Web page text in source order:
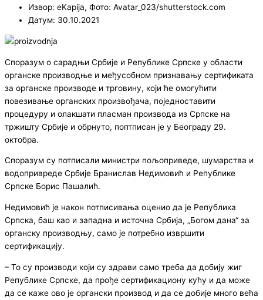
Извор: eKapija, Фото: Avatar_023/shutterstock.com
Датум: 30.10.2021
Споразум о сарадњи Србије и Републике Српске у области
органске производње и међусобном признавању сертификата
за органске производе и трговину, који ће омогућити
повезивање органских произвођача, поједноставити
процедуру и олакшати пласман производа из Српске на
тржишту Србије и обрнуто, поптписан је у Београду 29.
октобра.
Споразум су потписали министри пољоприведе, шумарства и
водопривреде Србије Бранислав Недимовић и Републике
Српске Борис Пашалић.
Недимовић је након потписивања оценио да је Република
Српска, баш као и западна и источна Србија, „Богом дана“ за
органску производњу, само је потребно извршити
сертификацију.
– То су производи који су здрави само треба да добију жиг
Републике Српске, да прође сертификациону кућу и да може
да се каже ово је органски производ и да се добије много већа